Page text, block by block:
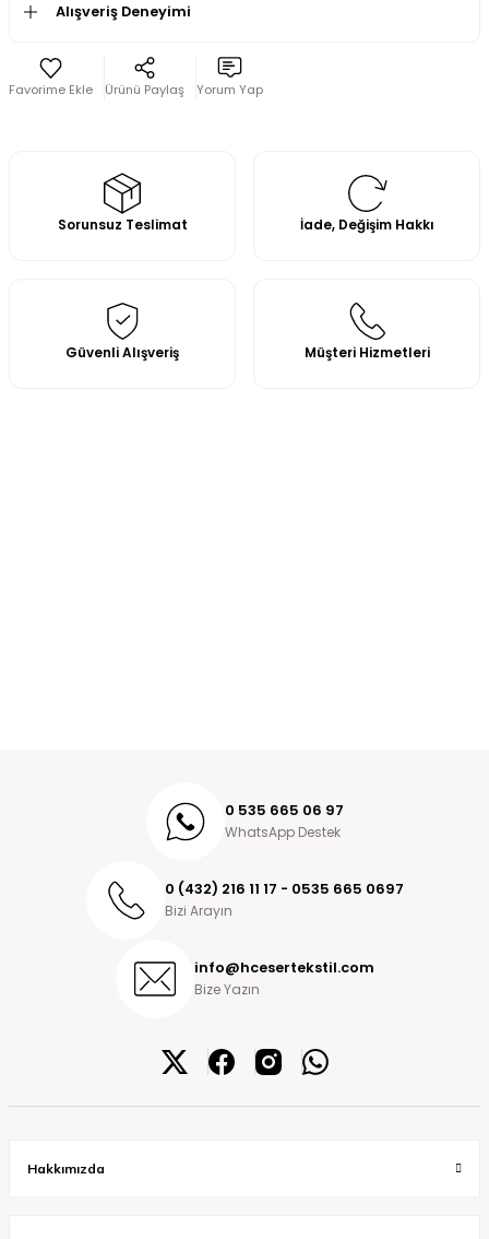
Alışveriş Deneyimi
Ürünü Paylaş Yorum Yap
Sorunsuz Teslimat İade, Değişim Hakkı
Güvenli Alışveriş Müşteri Hizmetleri
0 535 665 06 97
WhatsApp Destek
0 (432) 216 11 17 - 0535 665 0697
Bizi Arayın
info@hcesertekstil.com
Bize Yazın
Hakkımızda